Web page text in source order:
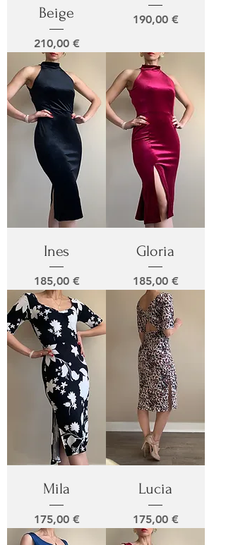
Beige
Prix
210,00 €
Prix
190,00 €
Ines
Prix
185,00 €
Gloria
Prix
185,00 €
Mila
Prix
175,00 €
Lucia
Prix
175,00 €